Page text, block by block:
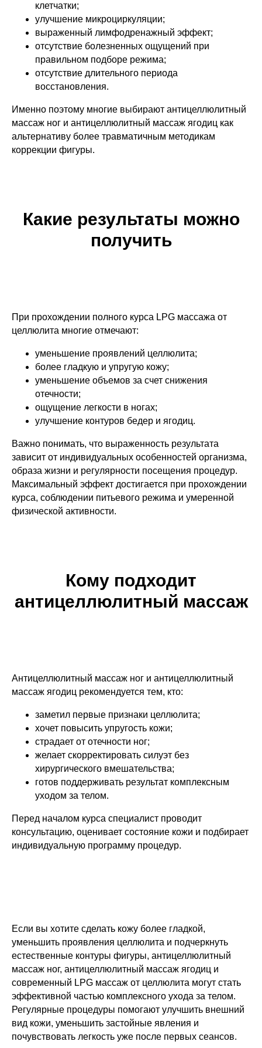
клетчатки;
улучшение микроциркуляции;
выраженный лимфодренажный эффект;
отсутствие болезненных ощущений при
правильном подборе режима;
отсутствие длительного периода
восстановления.
Именно поэтому многие выбирают антицеллюлитный
массаж ног и антицеллюлитный массаж ягодиц как
альтернативу более травматичным методикам
коррекции фигуры.
Какие результаты можно
получить
При прохождении полного курса LPG массажа от
целлюлита многие отмечают:
уменьшение проявлений целлюлита;
более гладкую и упругую кожу;
уменьшение объемов за счет снижения
отечности;
ощущение легкости в ногах;
улучшение контуров бедер и ягодиц.
Важно понимать, что выраженность результата
зависит от индивидуальных особенностей организма,
образа жизни и регулярности посещения процедур.
Максимальный эффект достигается при прохождении
курса, соблюдении питьевого режима и умеренной
физической активности.
Кому подходит
антицеллюлитный массаж
Антицеллюлитный массаж ног и антицеллюлитный
массаж ягодиц рекомендуется тем, кто:
заметил первые признаки целлюлита;
хочет повысить упругость кожи;
страдает от отечности ног;
желает скорректировать силуэт без
хирургического вмешательства;
готов поддерживать результат комплексным
уходом за телом.
Перед началом курса специалист проводит
консультацию, оценивает состояние кожи и подбирает
индивидуальную программу процедур.
Если вы хотите сделать кожу более гладкой,
уменьшить проявления целлюлита и подчеркнуть
естественные контуры фигуры, антицеллюлитный
массаж ног, антицеллюлитный массаж ягодиц и
современный LPG массаж от целлюлита могут стать
эффективной частью комплексного ухода за телом.
Регулярные процедуры помогают улучшить внешний
вид кожи, уменьшить застойные явления и
почувствовать легкость уже после первых сеансов.